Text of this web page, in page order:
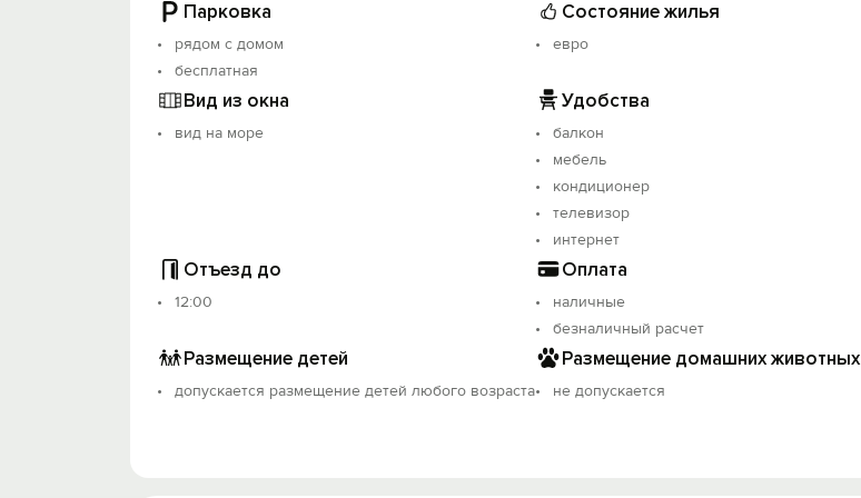
Идеальное расположение – море рядом, но при этом тишина и покой.
Продуманный интерьер – ничего лишнего, только комфорт. Все для отдыха.
Парковка
рядом с домом
бесплатная
Состояние жилья
евро
Вид из окна
вид на море
Удобства
балкон
мебель
кондиционер
телевизор
интернет
Отъезд до
12:00
Оплата
наличные
безналичный расчет
Размещение детей
допускается размещение детей любого возраста
Размещение домашних животных
не допускается